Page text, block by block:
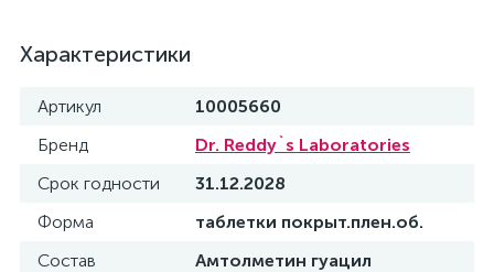
Характеристики
Артикул
10005660
Бренд
Dr. Reddy`s Laboratories
Срок годности
31.12.2028
Форма
таблетки покрыт.плен.об.
Состав
Амтолметин гуацил